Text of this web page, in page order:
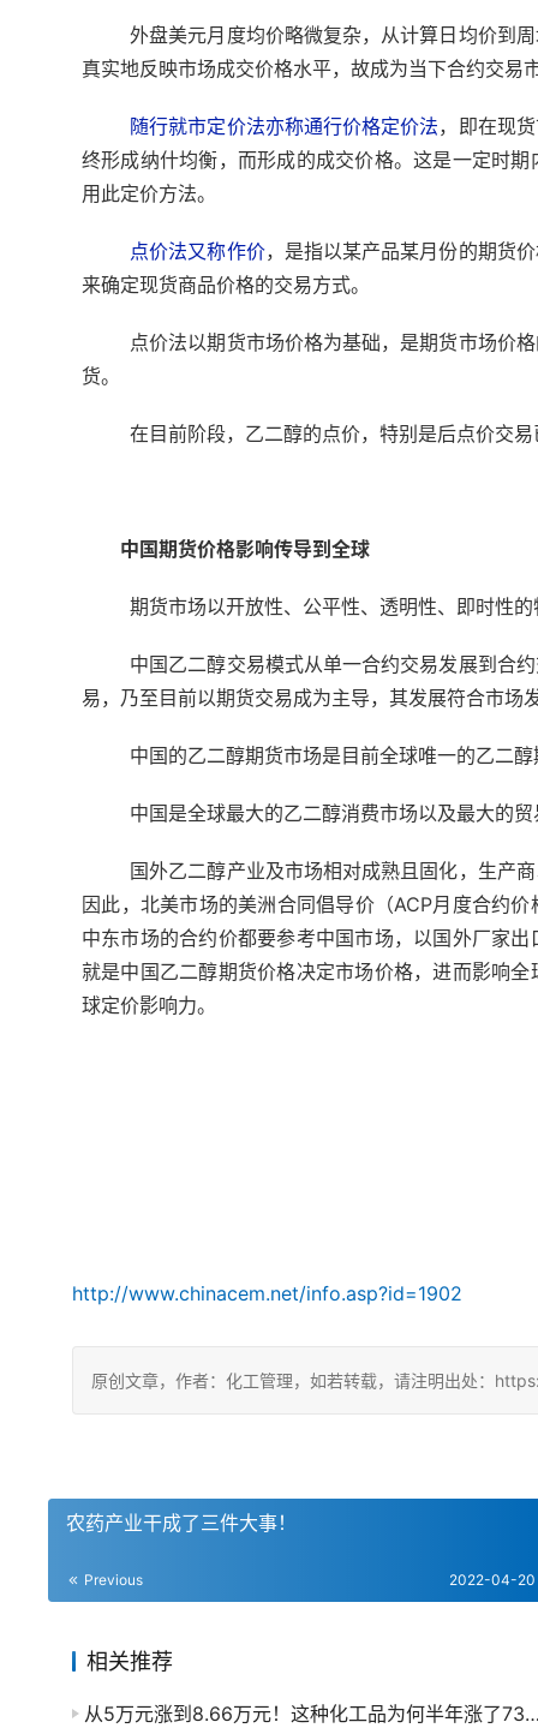
外盘美元月度均价略微复杂，从计算日均价到
真实地反映市场成交价格水平，故成为当下合约交易
随行就市定价法亦称通行价格定价法，即在现
终形成纳什均衡，而形成的成交价格。这是一定时
用此定价方法。
点价法又称作价，是指以某产品某月份的期货
来确定现货商品价格的交易方式。
点价法以期货市场价格为基础，是期货市场价
货。
在目前阶段，乙二醇的点价，特别是后点价交
中国期货价格影响传导到全球
期货市场以开放性、公平性、透明性、即时性
中国乙二醇交易模式从单一合约交易发展到合
易，乃至目前以期货交易成为主导，其发展符合市场
中国的乙二醇期货市场是目前全球唯一的乙二
中国是全球最大的乙二醇消费市场以及最大的
国外乙二醇产业及市场相对成熟且固化，生产
因此，北美市场的美洲合同倡导价（ACP月度合约
中东市场的合约价都要参考中国市场，以国外厂家
就是中国乙二醇期货价格决定市场价格，进而影响
球定价影响力。
http://www.chinacem.net/info.asp?id=1902
原创文章，作者：化工管理，如若转载，请注明出处：
农药产业干成了三件大事！
Previous 2022-04-20
相关推荐
从5万元涨到8.66万元！这种化